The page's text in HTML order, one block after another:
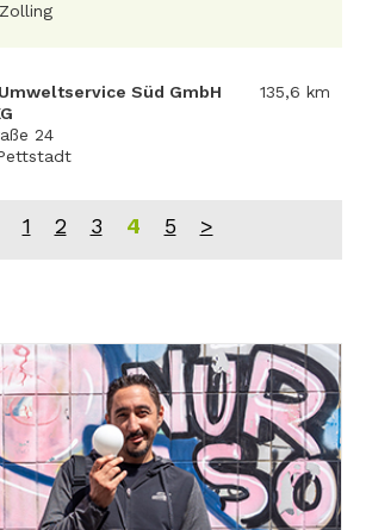
Süd GmbH
24
135,6 km
1 2 3 4 5 >